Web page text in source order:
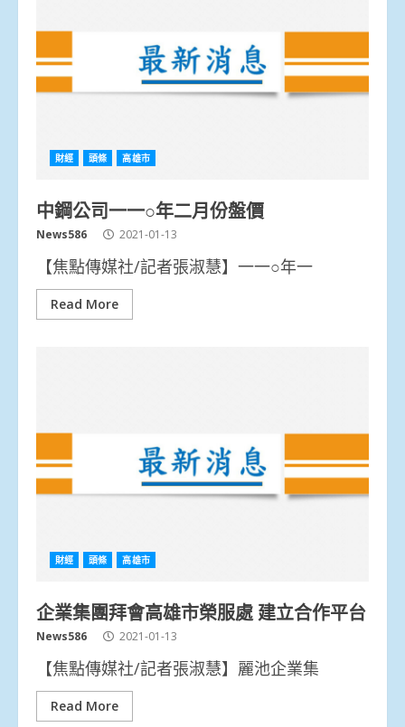
財經 頭條 高雄市
中鋼公司一一○年二月份盤價
News586 2021-01-13
【焦點傳媒社/記者張淑慧】一一○年一
Read More
財經 頭條 高雄市
企業集團拜會高雄市榮服處 建立合作平台
News586 2021-01-13
【焦點傳媒社/記者張淑慧】麗池企業集
Read More